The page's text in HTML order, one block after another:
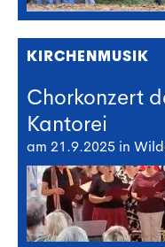
KIRCHENMUSIK
Chorkonzert
Kantorei
am 21.9.2025 in